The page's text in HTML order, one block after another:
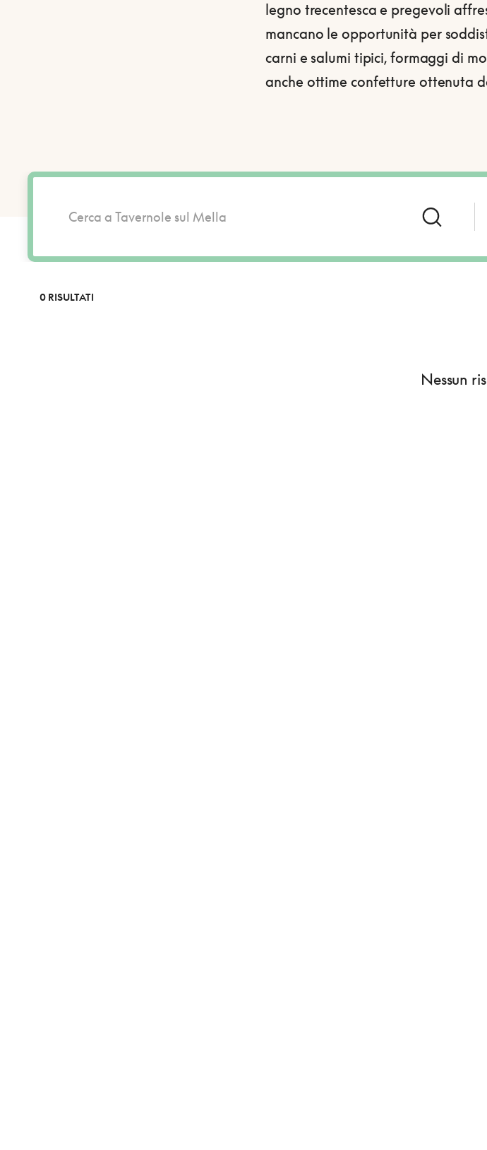
legno trecentesca e pregevoli
mancano le opportunità per
carni e salumi tipici, formaggi di
anche ottime confetture ottenuta
0 RISULTATI
Nessun